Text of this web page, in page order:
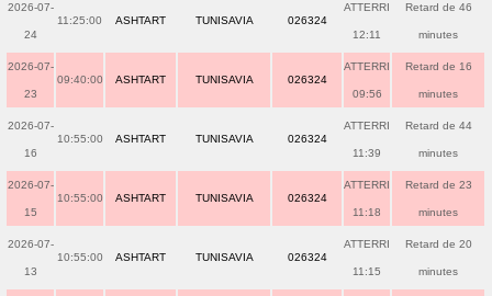
2026-07-
24
11:25:00 ASHTART TUNISAVIA 026324
ATTERRI
12:11
Retard de 46
minutes
2026-07-
23
09:40:00 ASHTART TUNISAVIA 026324
ATTERRI
09:56
Retard de 16
minutes
2026-07-
16
10:55:00 ASHTART TUNISAVIA 026324
ATTERRI
11:39
Retard de 44
minutes
2026-07-
15
10:55:00 ASHTART TUNISAVIA 026324
ATTERRI
11:18
Retard de 23
minutes
2026-07-
13
10:55:00 ASHTART TUNISAVIA 026324
ATTERRI
11:15
Retard de 20
minutes